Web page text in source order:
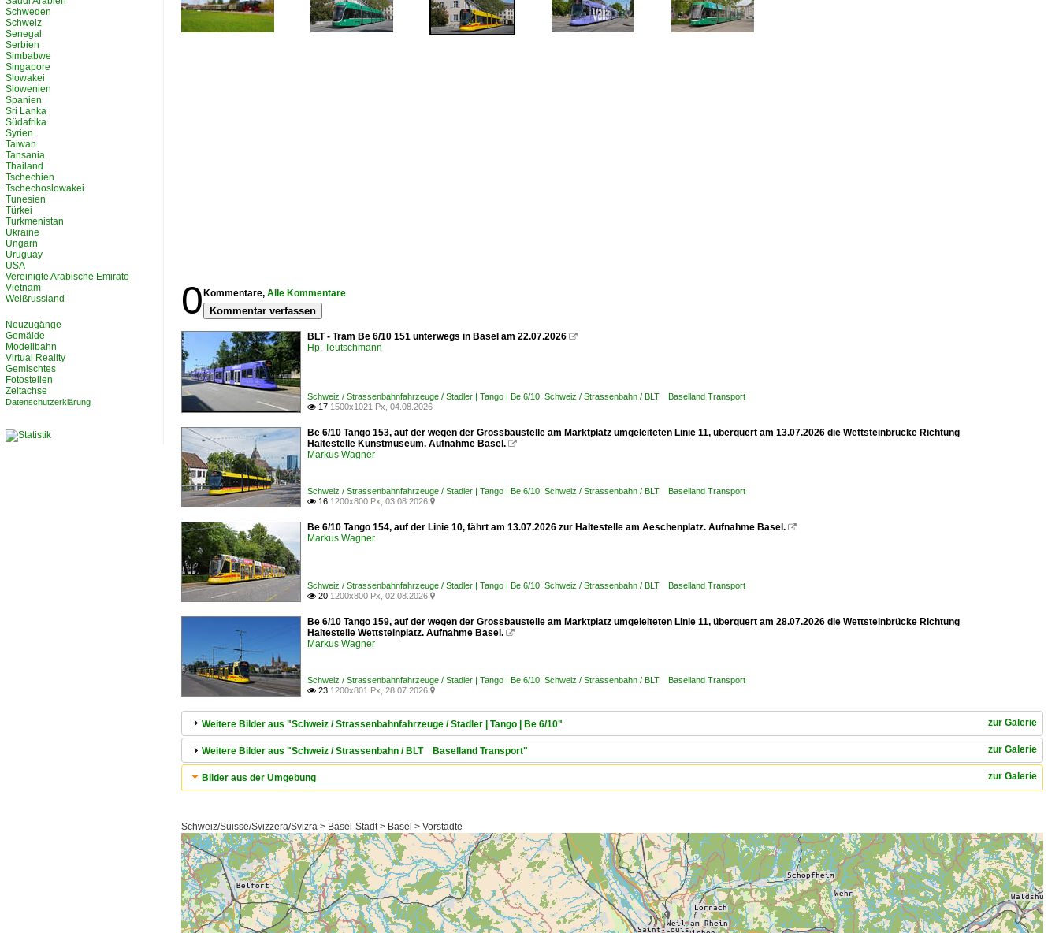
0 Kommentare, Alle Kommentare
Kommentar verfassen
BLT - Tram Be 6/10 151 unterwegs in Basel am 22.07.2026 
Hp. Teutschmann
Schweiz / Strassenbahnfahrzeuge / Stadler | Tango | Be 6/10 Schweiz / Strassenbahn / BLT Baselland Transport
 17 1500x1021 Px, 04.08.2026
Be 6/10 Tango 153, auf der wegen der Grossbaustelle am Marktplatz umgeleiteten Linie 11, überquert am 13.07.2026 die Wettsteinbrücke Richtung
Haltestelle Kunstmuseum. Aufnahme Basel. 
Markus Wagner
Schweiz / Strassenbahnfahrzeuge / Stadler | Tango | Be 6/10 Schweiz / Strassenbahn / BLT Baselland Transport
 16 1200x800 Px, 03.08.2026 
Be 6/10 Tango 154, auf der Linie 10, fährt am 13.07.2026 zur Haltestelle am Aeschenplatz. Aufnahme Basel. 
Markus Wagner
Schweiz / Strassenbahnfahrzeuge / Stadler | Tango | Be 6/10 Schweiz / Strassenbahn / BLT Baselland Transport
 20 1200x800 Px, 02.08.2026 
Be 6/10 Tango 159, auf der wegen der Grossbaustelle am Marktplatz umgeleiteten Linie 11, überquert am 28.07.2026 die Wettsteinbrücke Richtung
Haltestelle Wettsteinplatz. Aufnahme Basel. 
Markus Wagner
Schweiz / Strassenbahnfahrzeuge / Stadler | Tango | Be 6/10 Schweiz / Strassenbahn / BLT Baselland Transport
 23 1200x801 Px, 28.07.2026 
zur Galerie
Weitere Bilder aus "Schweiz / Strassenbahnfahrzeuge / Stadler | Tango | Be 6/10"
zur Galerie
Weitere Bilder aus "Schweiz / Strassenbahn / BLT Baselland Transport"
zur Galerie
Bilder aus der Umgebung
Schweiz/Suisse/Svizzera/Svizra > Basel-Stadt > Basel > Vorstädte
Schweden
Schweiz
Senegal
Serbien
Simbabwe
Singapore
Slowakei
Slowenien
Spanien
Sri Lanka
Südafrika
Syrien
Taiwan
Tansania
Thailand
Tschechien
Tschechoslowakei
Tunesien
Türkei
Turkmenistan
Ukraine
Ungarn
Uruguay
USA
Vereinigte Arabische Emirate
Vietnam
Weißrussland
Neuzugänge
Gemälde
Modellbahn
Virtual Reality
Gemischtes
Fotostellen
Zeitachse
Datenschutzerklärung